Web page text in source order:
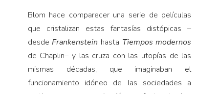
Blom hace comparecer una serie de películas
que cristalizan estas fantasías distópicas –
desde Frankenstein hasta Tiempos modernos
de Chaplin– y las cruza con las utopías de las
mismas décadas, que imaginaban el
funcionamiento idóneo de las sociedades a